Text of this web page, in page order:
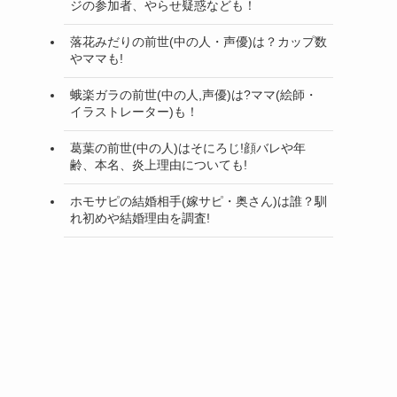
ジの参加者、やらせ疑惑なども！
落花みだりの前世(中の人・声優)は？カップ数
やママも!
蛾楽ガラの前世(中の人,声優)は?ママ(絵師・
イラストレーター)も！
葛葉の前世(中の人)はそにろじ!顔バレや年
齢、本名、炎上理由についても!
ホモサピの結婚相手(嫁サピ・奥さん)は誰？馴
れ初めや結婚理由を調査!